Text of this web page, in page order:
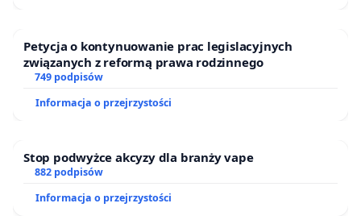
Petycja o kontynuowanie prac legislacyjnych
związanych z reformą prawa rodzinnego
749 podpisów
Informacja o przejrzystości
Stop podwyżce akcyzy dla branży vape
882 podpisów
Informacja o przejrzystości